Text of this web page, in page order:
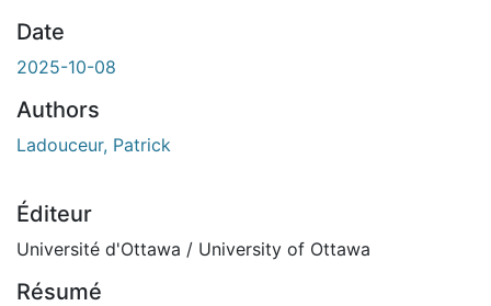
Date
2025-10-08
Authors
Ladouceur, Patrick
Éditeur
Université d'Ottawa / University of Ottawa
Résumé